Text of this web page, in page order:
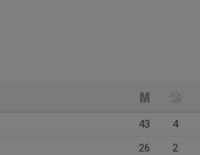
43 4
26 2